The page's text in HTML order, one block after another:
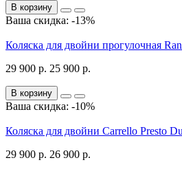
В корзину
Ваша скидка: -13%
Коляска для двойни прогулочная
29 900 р. 25 900 р.
В корзину
Ваша скидка: -10%
Коляска для двойни Carrello Presto
29 900 р. 26 900 р.